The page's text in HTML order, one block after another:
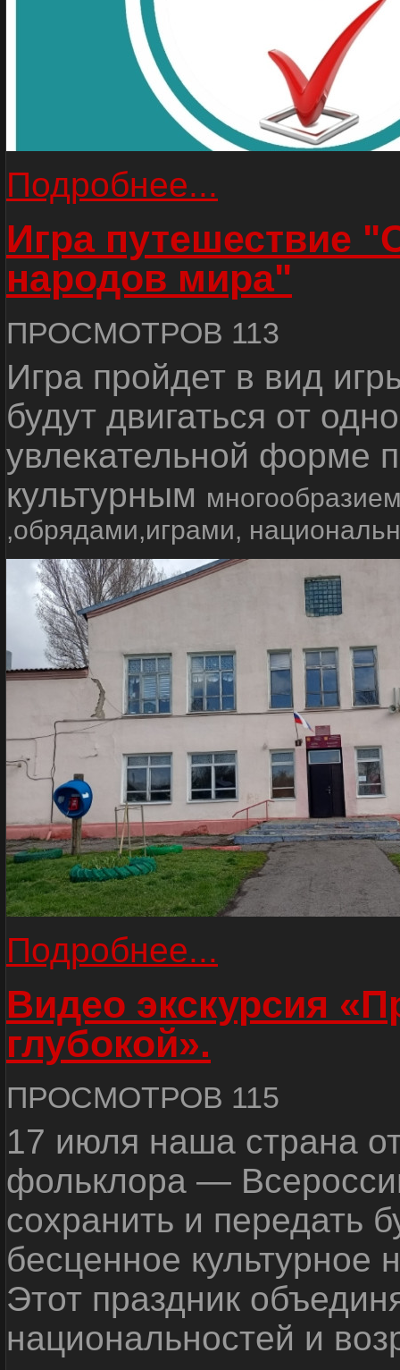
Подробнее...
Игра путешествие
народов мира"
ПРОСМОТРОВ 113
Игра пройдет в вид
будут двигаться от
увлекательной форме
культурным
,обрядами,играми,
Подробнее...
Видео экскурсия
глубокой».
ПРОСМОТРОВ 115
17 июля наша страна
фольклора —
сохранить и передать
бесценное культурное
Этот праздник
национальностей и